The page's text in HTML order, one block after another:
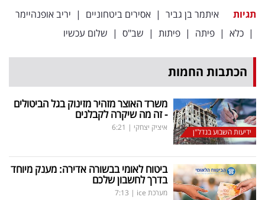
תגיות איתמר בן גביר | אסירים ביטחוניים | יריב אופנהיימר
| כלא | פיתה | פיתות | שב"ס | שלום עכשיו
הכתבות החמות
ידיעות השבוע בנדל"ן
משרד האוצר מזהיר מזינוק בגל הביטולים
- זה מה שיקרה לקבלנים
איציק יצחקי |
6:21
ביטוח לאומי בבשורה אדירה: מענק מיוחד
בדרך לחשבון שלכם
מערכת ice |
7:13